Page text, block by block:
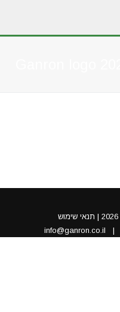
תנאי שימוש
|
info@ganron.co.il